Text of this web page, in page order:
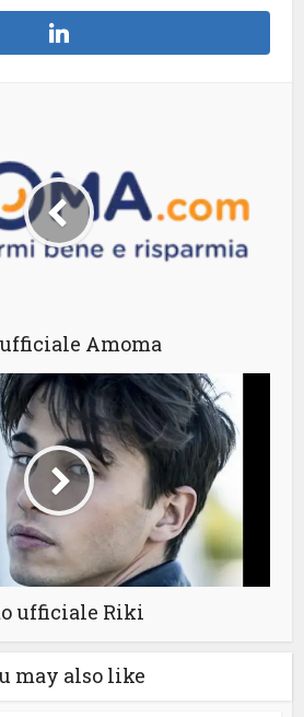
Amoma
ufficiale Riki
may also like